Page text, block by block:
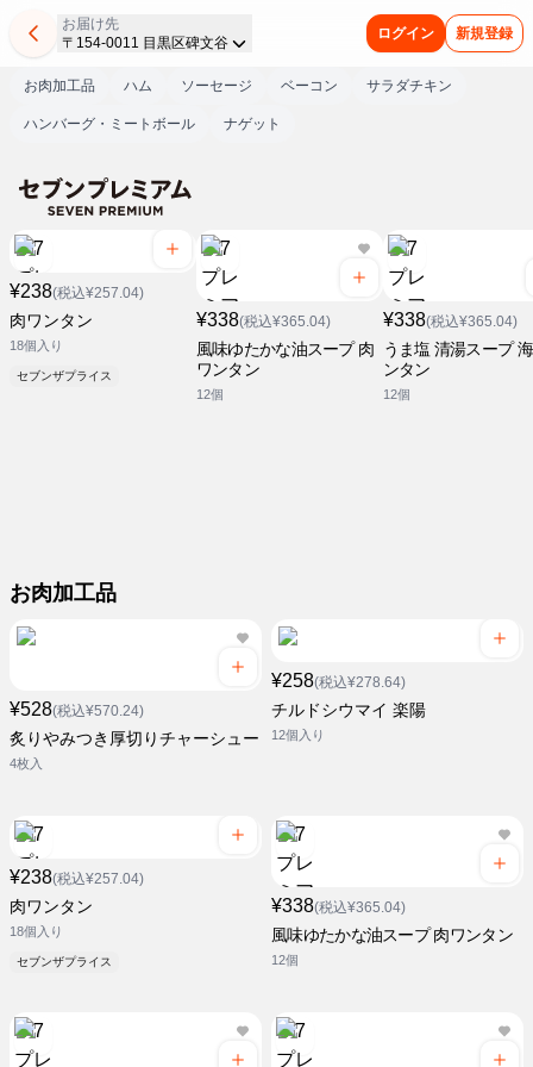
お届け先
〒154-0011 目黒区碑文谷
ログイン 新規登録
お肉加工品 ハム ソーセージ ベーコン サラダチキン
ハンバーグ・ミートボール ナゲット
¥238(税込¥257.04)
肉ワンタン
18個入り
セブンザプライス
¥338(税込¥365.04)
風味ゆたかな油スープ 肉
ワンタン
12個
¥338(税込¥365.04)
うま塩 清湯スープ
ンタン
12個
お肉加工品
¥528(税込¥570.24)
炙りやみつき厚切りチャーシュー
4枚入
¥258(税込¥278.64)
チルドシウマイ 楽陽
12個入り
¥238(税込¥257.04)
肉ワンタン
18個入り
セブンザプライス
¥338(税込¥365.04)
風味ゆたかな油スープ 肉ワンタン
12個